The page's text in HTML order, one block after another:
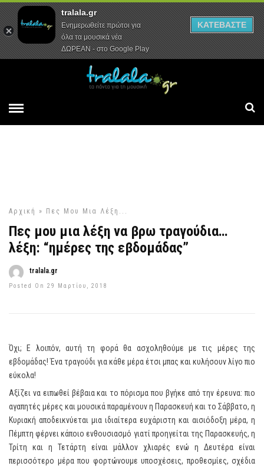
Αρχική Συνεντεύξεις Ρεπορτάζ
Αρχική » Πες Μου Μια Λέξη...
Πες μου μια λέξη να βρω τραγούδια…
λέξη: “ημέρες της εβδομάδας”
tralala.gr
Posted On 29 Μαρτίου, 2018
Όχι; Ε λοιπόν, αυτή τη φορά θα ασχοληθούμε με τις μέρες της
εβδομάδας! Ένα τραγούδι για κάθε μέρα έτσι μπας και κυλήσουν λίγο πιο
εύκολα!
Αξίζει να ειπωθεί βέβαια και το πόρισμα που βγήκε από την έρευνα: πιο
αγαπητές μέρες και μουσικά παραμένουν η Παρασκευή και το Σάββατο, η
Κυριακή αποδεικνύεται μια ιδιαίτερα ευχάριστη και αισιόδοξη μέρα, η
Πέμπτη φέρνει κάποιο ενθουσιασμό γιατί προηγείται της Παρασκευής, η
Τρίτη και η Τετάρτη είναι μάλλον χλιαρές ενώ η Δευτέρα είναι
περισσότερο μέρα που φορτώνουμε υποσχέσεις, προθεσμίες, σχέδια
tralala.gr
Ενημερωθείτε πρώτοι για
όλα τα μουσικά νέα
ΔΩΡΕΑΝ - στο Google Play
ΚΑΤΕΒΑΣΤΕ